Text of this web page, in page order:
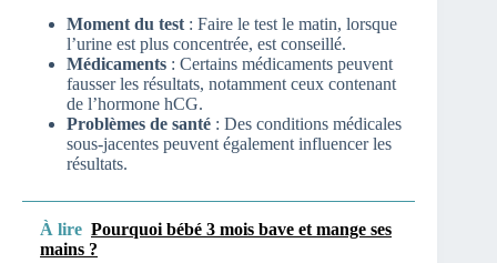
Moment du test : Faire le test le matin, lorsque
l’urine est plus concentrée, est conseillé.
Médicaments : Certains médicaments peuvent
fausser les résultats, notamment ceux contenant
de l’hormone hCG.
Problèmes de santé : Des conditions médicales
sous-jacentes peuvent également influencer les
résultats.
À lire Pourquoi bébé 3 mois bave et mange ses
mains ?